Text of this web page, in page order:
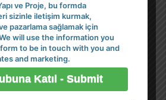
ve Proje, bu formda
sizinle iletişim kurmak,
pazarlama sağlamak için
will use the information you
to be in touch with you and
and marketing.